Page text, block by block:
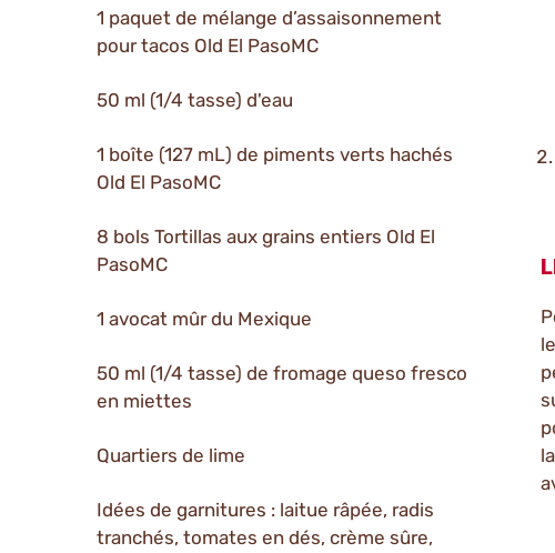
1 paquet de mélange d’assaisonnement
pour tacos Old El PasoMC
50 ml (1/4 tasse) d'eau
1 boîte (127 mL) de piments verts hachés
Old El PasoMC
8 bols Tortillas aux grains entiers Old El
PasoMC
1 avocat mûr du Mexique
50 ml (1/4 tasse) de fromage queso fresco
en miettes
Quartiers de lime
Idées de garnitures : laitue râpée, radis
tranchés, tomates en dés, crème sûre,